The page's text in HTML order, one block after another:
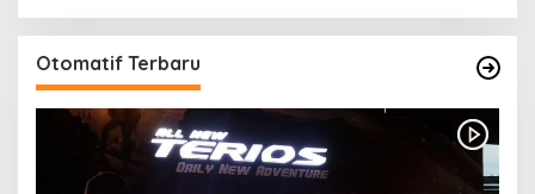
Otomatif Terbaru